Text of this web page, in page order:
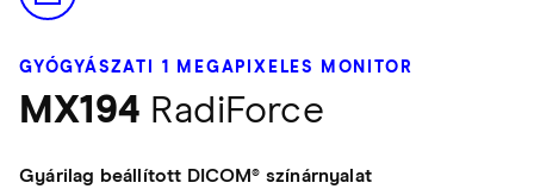
GYÓGYÁSZATI 1 MEGAPIXELES MONITOR
MX194RadiForce
Gyárilag beállított DICOM® színárnyalat